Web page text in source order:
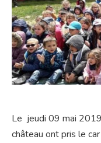
Le jeudi 09 mai
château ont pris le